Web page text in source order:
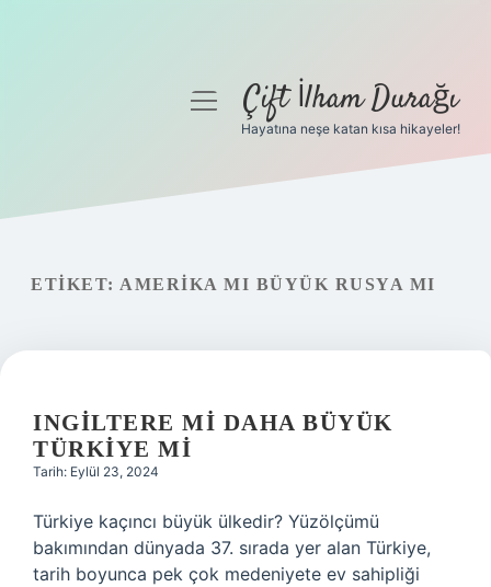
Gizlilik Politikası
menüyüÇift İlham Durağı
Hayatına neşe katan kısa hikayeler!
ETIKET: AMERIKA MI BÜYÜK RUSYA MI
INGILTERE MI DAHA BÜYÜK
TÜRKIYE MI
Tarih: Eylül 23, 2024
Türkiye kaçıncı büyük ülkedir? Yüzölçümü
bakımından dünyada 37. sırada yer alan Türkiye,
tarih boyunca pek çok medeniyete ev sahipliği